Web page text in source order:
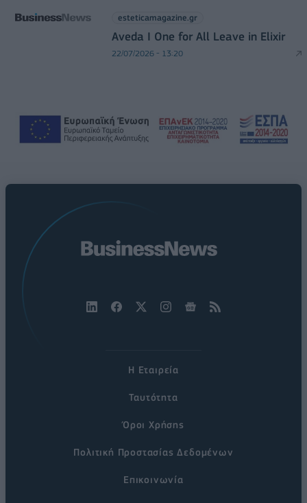
esteticamagazine.gr
Aveda I One for All Leave in Elixir
22/07/2026 - 13:20
Η Εταιρεία
Ταυτότητα
Όροι Χρήσης
Πολιτική Προστασίας Δεδομένων
Επικοινωνία